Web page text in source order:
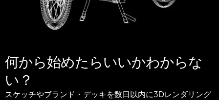
何から始めたらいいかわからな
い？
スケッチやブランド・デッキを数日以内に3Dレンダリング